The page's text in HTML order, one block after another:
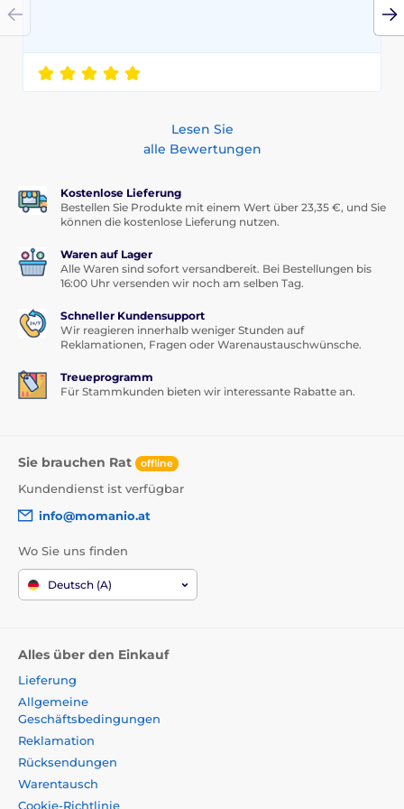
Lesen Sie
alle Bewertungen
Kostenlose Lieferung
Bestellen Sie Produkte mit einem Wert über 23,35 €, und Sie
können die kostenlose Lieferung nutzen.
Waren auf Lager
Alle Waren sind sofort versandbereit. Bei Bestellungen bis
16:00 Uhr versenden wir noch am selben Tag.
Schneller Kundensupport
Wir reagieren innerhalb weniger Stunden auf
Reklamationen, Fragen oder Warenaustauschwünsche.
Treueprogramm
Für Stammkunden bieten wir interessante Rabatte an.
Sie brauchen Rat offline
Kundendienst ist verfügbar
info@momanio.at
Wo Sie uns finden
Deutsch (A)
Alles über den Einkauf
Lieferung
Allgemeine
Geschäftsbedingungen
Reklamation
Rücksendungen
Warentausch
Cookie-Richtlinie